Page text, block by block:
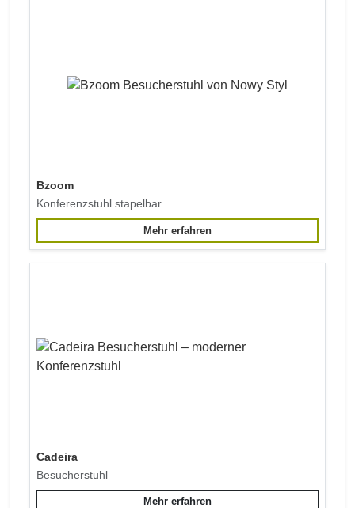
Bzoom
Konferenzstuhl stapelbar
Mehr erfahren
Cadeira
Besucherstuhl
Mehr erfahren